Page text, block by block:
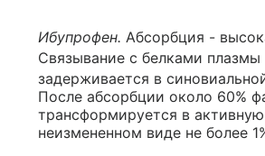
Ибупрофен. Абсорбция -
Связывание с белками плазмы
задерживается в
После абсорбции около 60%
трансформируется в
неизмененном виде не более